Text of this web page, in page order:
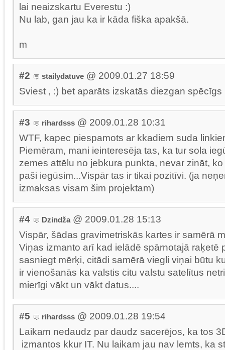
lai neaizskartu Everestu :)
Nu lab, gan jau ka ir kāda fiška apakšā.
m
#2 stailydatuve @ 2009.01.27 18:59
Sviest , :) bet aparāts izskatās diezgan spēcīgs
#3 rihardsss @ 2009.01.28 10:31
WTF, kapec piespamots ar kkadiem suda
Piemēram, mani ieinteresēja tas, ka tur sola
zemes attēlu no jebkura punkta, nevar zināt,
paši iegūsim...Vispār tas ir tikai pozitīvi. (ja
izmaksas visam šim projektam)
#4 Dzindža @ 2009.01.28 15:13
Vispār, šādas gravimetriskās kartes ir samērā
Viņas izmanto arī kad ielādē spārnotajā raķetē
sasniegt mērķi, citādi samērā viegli viņai būtu
ir vienošanās ka valstis citu valstu satelītus
mierīgi vākt un vākt datus....
#5 rihardsss @ 2009.01.28 19:54
Laikam nedaudz par daudz sacerējos, ka tos
izmantos kkur IT. Nu laikam jau nav lemts, ka